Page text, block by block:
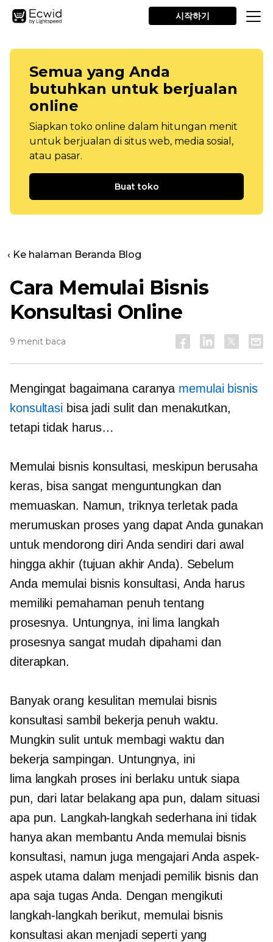
시작하기
Semua yang Anda
butuhkan untuk berjualan
online
Siapkan toko online dalam hitungan menit
untuk berjualan di situs web, media sosial,
atau pasar.
Buat toko
‹ Ke halaman Beranda Blog
Cara Memulai Bisnis
Konsultasi Online
9 menit baca
Mengingat bagaimana caranya memulai bisnis
konsultasi bisa jadi sulit dan menakutkan,
tetapi tidak harus…
Memulai bisnis konsultasi, meskipun berusaha
keras, bisa sangat menguntungkan dan
memuaskan. Namun, triknya terletak pada
merumuskan proses yang dapat Anda gunakan
untuk mendorong diri Anda sendiri dari awal
hingga akhir (tujuan akhir Anda). Sebelum
Anda memulai bisnis konsultasi, Anda harus
memiliki pemahaman penuh tentang
prosesnya. Untungnya, ini lima langkah
prosesnya sangat mudah dipahami dan
diterapkan.
Banyak orang kesulitan memulai bisnis
konsultasi sambil bekerja penuh waktu.
Mungkin sulit untuk membagi waktu dan
bekerja sampingan. Untungnya, ini
lima langkah proses ini berlaku untuk siapa
pun, dari latar belakang apa pun, dalam situasi
apa pun. Langkah-langkah sederhana ini tidak
hanya akan membantu Anda memulai bisnis
konsultasi, namun juga mengajari Anda aspek-
aspek utama dalam menjadi pemilik bisnis dan
apa saja tugas Anda. Dengan mengikuti
langkah-langkah berikut, memulai bisnis
konsultasi akan menjadi seperti yang